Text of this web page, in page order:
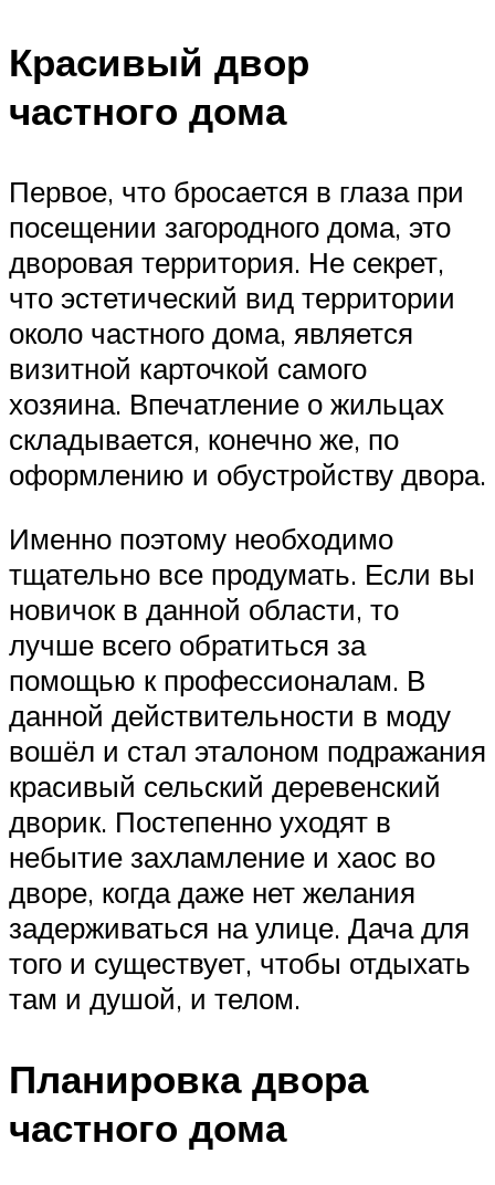
Красивый двор
частного дома
Первое, что бросается в глаза при
посещении загородного дома, это
дворовая территория. Не секрет,
что эстетический вид территории
около частного дома, является
визитной карточкой самого
хозяина. Впечатление о жильцах
складывается, конечно же, по
оформлению и обустройству двора.
Именно поэтому необходимо
тщательно все продумать. Если вы
новичок в данной области, то
лучше всего обратиться за
помощью к профессионалам. В
данной действительности в моду
вошёл и стал эталоном подражания
красивый сельский деревенский
дворик. Постепенно уходят в
небытие захламление и хаос во
дворе, когда даже нет желания
задерживаться на улице. Дача для
того и существует, чтобы отдыхать
там и душой, и телом.
Планировка двора
частного дома